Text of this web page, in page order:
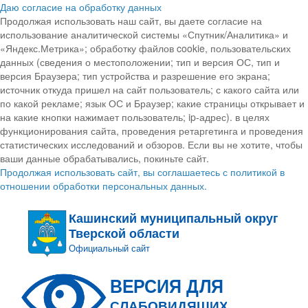
Даю согласие на обработку данных
Продолжая использовать наш сайт, вы даете согласие на
использование аналитической системы «Спутник/Аналитика» и
«Яндекс.Метрика»; обработку файлов cookie, пользовательских
данных (сведения о местоположении; тип и версия ОС, тип и
версия Браузера; тип устройства и разрешение его экрана;
источник откуда пришел на сайт пользователь; с какого сайта или
по какой рекламе; язык ОС и Браузер; какие страницы открывает и
на какие кнопки нажимает пользователь; ip-адрес). в целях
функционирования сайта, проведения ретаргетинга и проведения
статистических исследований и обзоров. Если вы не хотите, чтобы
ваши данные обрабатывались, покиньте сайт.
Продолжая использовать сайт, вы соглашаетесь с политикой в
отношении обработки персональных данных.